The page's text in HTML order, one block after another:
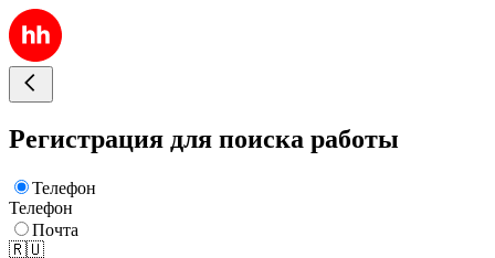
Регистрация для поиска работы
Телефон
Телефон
Почта
🇷🇺